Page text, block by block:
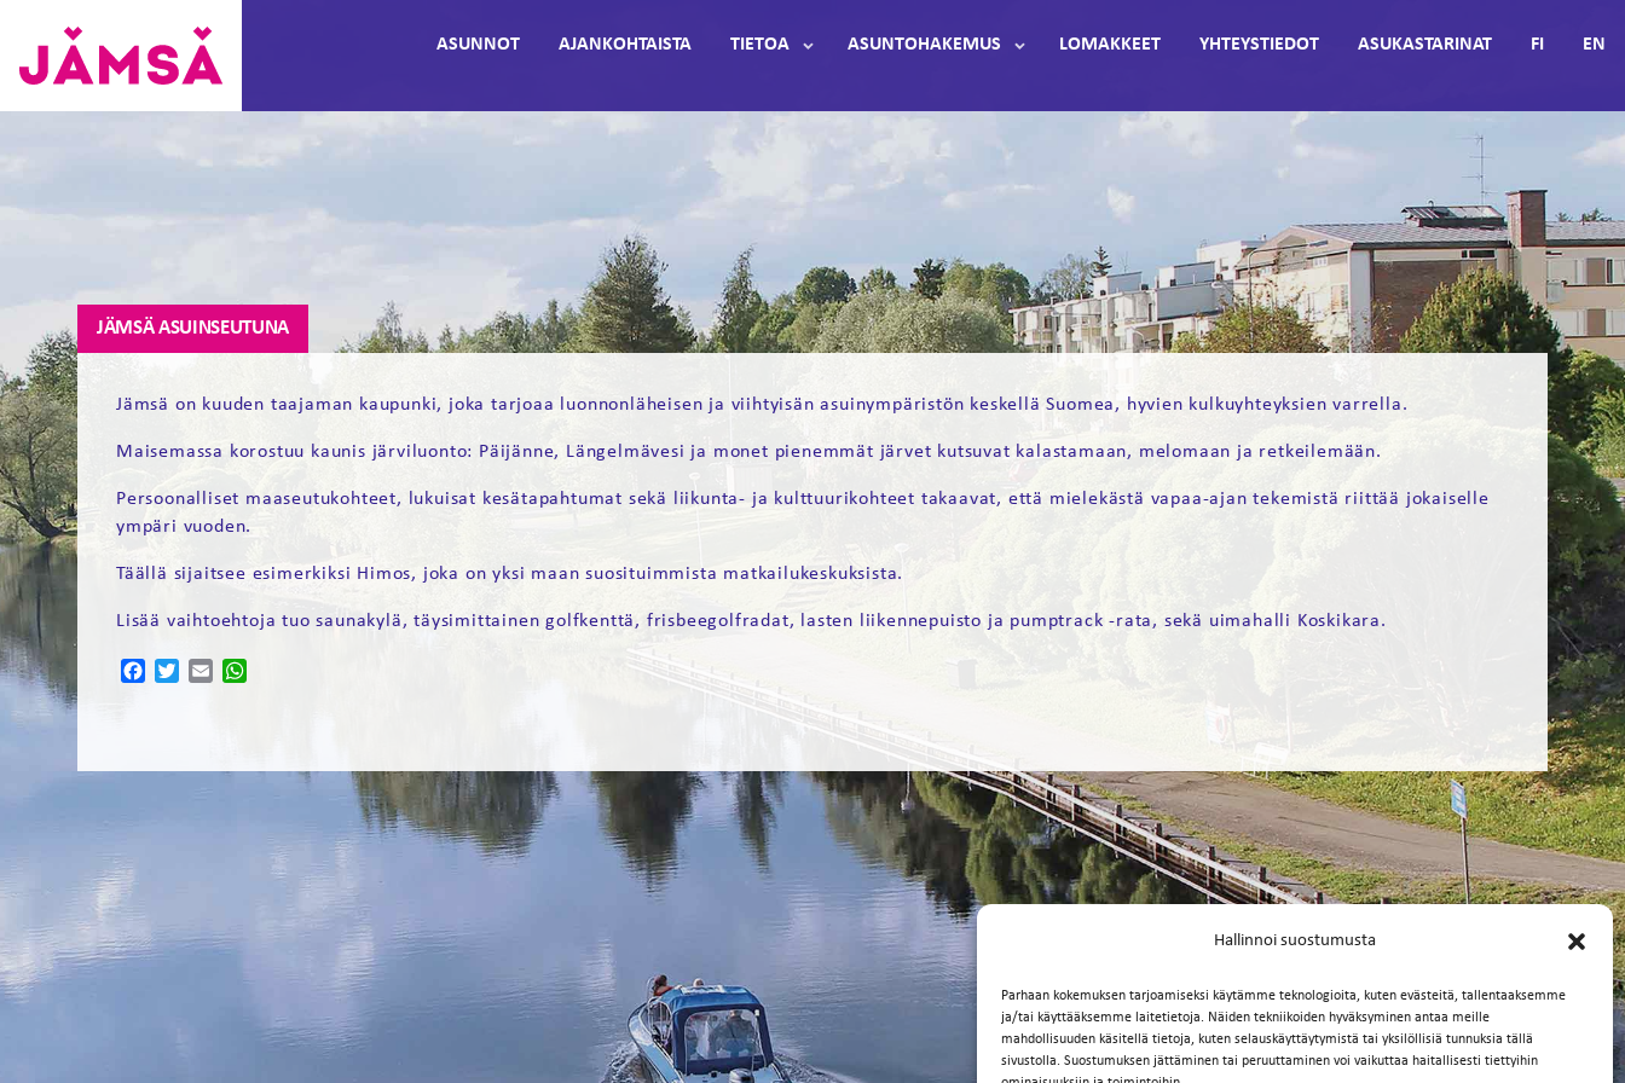
Hallinnoi suostumusta
Parhaan kokemuksen tarjoamiseksi käytämme teknologioita, kuten evästeitä, tallentaaksemme
ja/tai käyttääksemme laitetietoja. Näiden tekniikoiden hyväksyminen antaa meille
mahdollisuuden käsitellä tietoja, kuten selauskäyttäytymistä tai yksilöllisiä tunnuksia tällä
sivustolla. Suostumuksen jättäminen tai peruuttaminen voi vaikuttaa haitallisesti tiettyihin
sisältöön
Jämsässä
ASUNNOT AJANKOHTAISTA TIETOA ASUNTOHAKEMUS LOMAKKEET YHTEYSTIEDOT ASUKASTARINAT FI EN
JÄMSÄ ASUINSEUTUNA
Jämsä on kuuden taajaman kaupunki, joka tarjoaa luonnonläheisen ja viihtyisän asuinympäristön keskellä Suomea, hyvien kulkuyhteyksien varrella.
Maisemassa korostuu kaunis järviluonto: Päijänne, Längelmävesi ja monet pienemmät järvet kutsuvat kalastamaan, melomaan ja retkeilemään.
Persoonalliset maaseutukohteet, lukuisat kesätapahtumat sekä liikunta- ja kulttuurikohteet takaavat, että mielekästä vapaa-ajan tekemistä riittää jokaiselle
ympäri vuoden.
Täällä sijaitsee esimerkiksi Himos, joka on yksi maan suosituimmista matkailukeskuksista.
Lisää vaihtoehtoja tuo saunakylä, täysimittainen golfkenttä, frisbeegolfradat, lasten liikennepuisto ja pumptrack -rata, sekä uimahalli Koskikara.
FacebookTwitterEmail